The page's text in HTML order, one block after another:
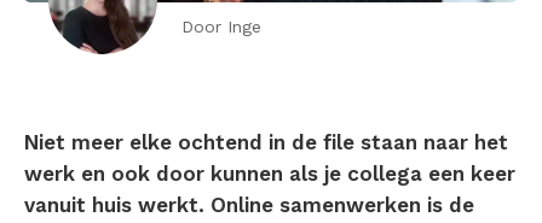
Door Inge
Niet meer elke ochtend in de file staan naar het
werk en ook door kunnen als je collega een keer
vanuit huis werkt. Online samenwerken is de